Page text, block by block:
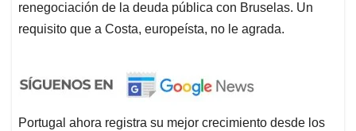
renegociación de la deuda pública con Bruselas. Un
requisito que a Costa, europeísta, no le agrada.
Portugal ahora registra su mejor crecimiento desde los